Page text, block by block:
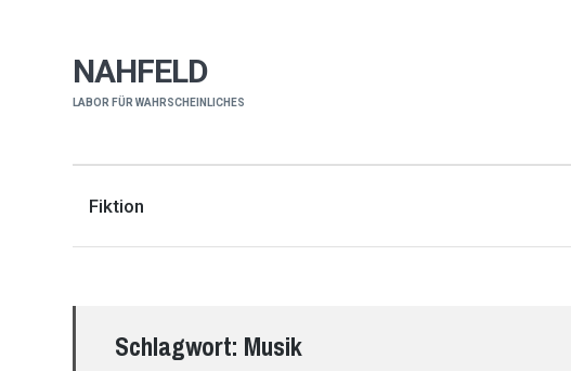
NAHFELD
LABOR FÜR WAHRSCHEINLICHES
Fiktion
Schlagwort: Musik